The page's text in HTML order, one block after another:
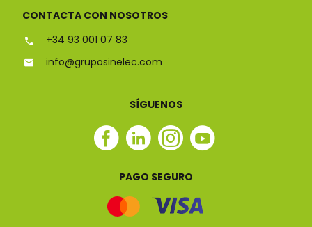
CONTACTA CON NOSOTROS
+34 93 001 07 83
info@gruposinelec.com
SÍGUENOS
Facebook
Linkedin
Instagram
Youtube
PAGO SEGURO